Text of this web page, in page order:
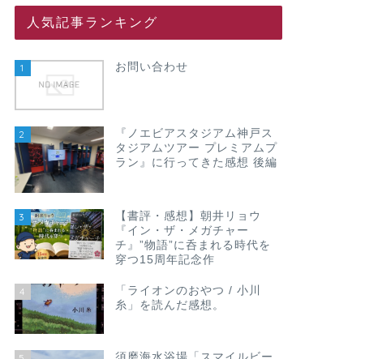
人気記事ランキング
1 お問い合わせ
2
『ノエビアスタジアム神戸ス
タジアムツアー プレミアムプ
ラン』に行ってきた感想 後編
3
【書評・感想】朝井リョウ
『イン・ザ・メガチャー
チ』”物語”に呑まれる時代を
穿つ15周年記念作
4
「ライオンのおやつ / 小川
糸」を読んだ感想。